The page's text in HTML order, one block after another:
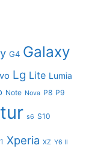
G4 Galaxy
Lg Lite Lumia
Note Nova P8 P9
s6 S10
Xperia XZ Y6 II